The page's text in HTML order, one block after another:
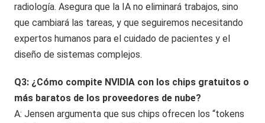
radiología. Asegura que la IA no eliminará trabajos, sino
que cambiará las tareas, y que seguiremos necesitando
expertos humanos para el cuidado de pacientes y el
diseño de sistemas complejos.
Q3: ¿Cómo compite NVIDIA con los chips gratuitos o
más baratos de los proveedores de nube?
A: Jensen argumenta que sus chips ofrecen los “tokens